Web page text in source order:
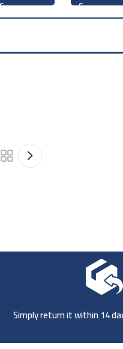
Simply return it within 14